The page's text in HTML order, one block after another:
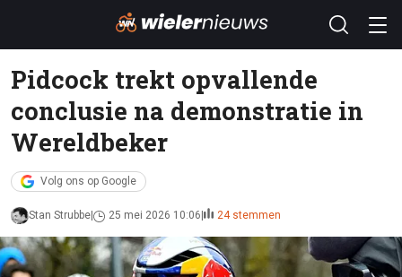
Pidcock trekt opvallende
conclusie na demonstratie in
Wereldbeker
Volg ons op Google
Stan Strubbe 25 mei 2026 10:06 24 stemmen